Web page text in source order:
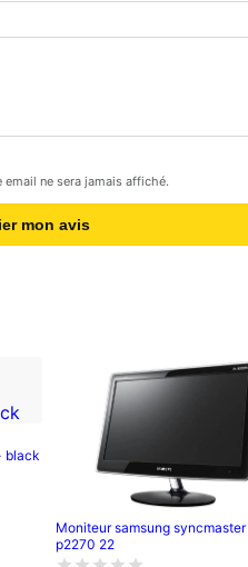
email ne sera jamais affiché.
mon avis
- black
Moniteur samsung syncmaster
p2270 22